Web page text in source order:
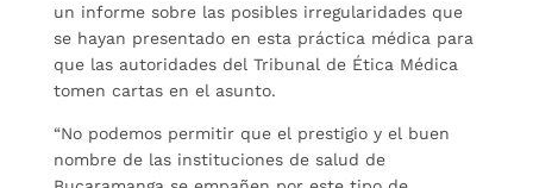
un informe sobre las posibles irregularidades que
se hayan presentado en esta práctica médica para
que las autoridades del Tribunal de Ética Médica
tomen cartas en el asunto.
“No podemos permitir que el prestigio y el buen
nombre de las instituciones de salud de